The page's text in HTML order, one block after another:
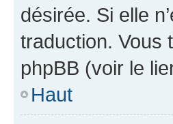
désirée. Si elle
traduction. Vous
phpBB (voir le
Haut